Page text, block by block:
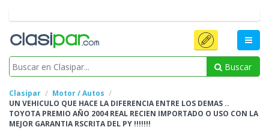
Buscar
Clasipar
Motor / Autos
UN VEHICULO QUE HACE LA DIFERENCIA ENTRE LOS DEMAS ..
TOYOTA PREMIO AÑO 2004 REAL RECIEN IMPORTADO O USO CON LA
MEJOR GARANTIA RSCRITA DEL PY !!!!!!!